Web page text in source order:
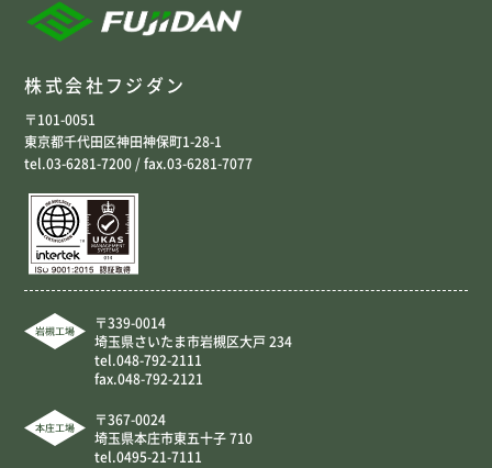
株式会社フジダン
〒101-0051
東京都千代田区神田神保町1-28-1
tel.03-6281-7200 / fax.03-6281-7077
〒339-0014
埼玉県さいたま市岩槻区大戸 234
tel.048-792-2111
fax.048-792-2121
〒367-0024
埼玉県本庄市東五十子 710
tel.0495-21-7111